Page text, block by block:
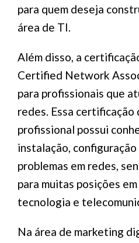
para quem deseja
área de TI.
Além disso, a
Certified Network
para profissionais que
redes. Essa certificação
profissional possui
instalação,
problemas em redes,
para muitas posições
tecnologia e
Na área de marketing